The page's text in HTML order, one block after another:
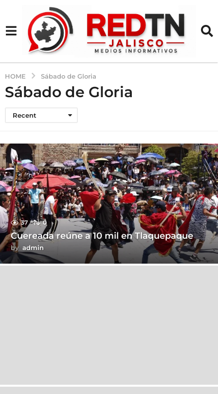
HOME Sábado de Gloria
Sábado de Gloria
Recent
37 0
Cuereada reúne a 10 mil en Tlaquepaque
by admin